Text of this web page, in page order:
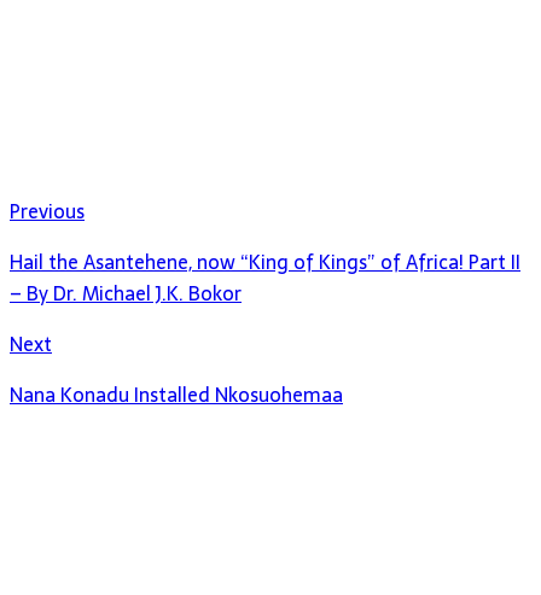
Previous
Hail the Asantehene, now “King of Kings” of Africa! Part II
– By Dr. Michael J.K. Bokor
Next
Nana Konadu Installed Nkosuohemaa